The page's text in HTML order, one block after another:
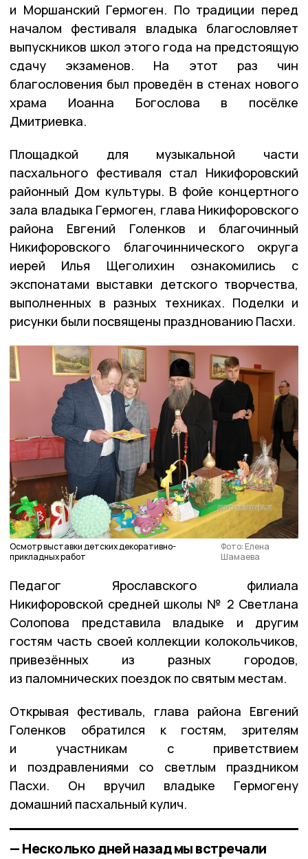
и Моршанский Гермоген. По традиции перед
началом фестиваля владыка благословляет
выпускников школ этого года на предстоящую
сдачу экзаменов. На этот раз чин
благословения был проведён в стенах нового
храма Иоанна Богослова в посёлке
Дмитриевка.
Площадкой для музыкальной части
пасхального фестиваля стал Никифоровский
районный Дом культуры. В фойе концертного
зала владыка Гермоген, глава Никифоровского
района Евгений Голенков и благочинный
Никифоровского благочиннического округа
иерей Илья Щеголихин ознакомились с
экспонатами выставки детского творчества,
выполненных в разных техниках. Поделки и
рисунки были посвящены празднованию Пасхи.
Осмотр выставки детских декоративно-
прикладных работ
Фото: Елена
Шамаева
Педагог Ярославского филиала
Никифоровской средней школы № 2 Светлана
Солопова представила владыке и другим
гостям часть своей коллекции колокольчиков,
привезённых из разных городов,
из паломнических поездок по святым местам.
Открывая фестиваль, глава района Евгений
Голенков обратился к гостям, зрителям
и участникам с приветствием
и поздравлениями со светлым праздником
Пасхи. Он вручил владыке Гермогену
домашний пасхальный кулич.
— Несколько дней назад мы встречали